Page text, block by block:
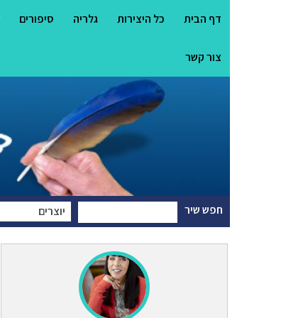
דף הבית כל היצירות גלריה סיפורים
צור קשר
חפש שיר יוצרים